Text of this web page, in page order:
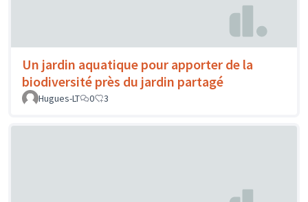
Un jardin aquatique pour apporter de la
biodiversité près du jardin partagé
Hugues-LT 0 3